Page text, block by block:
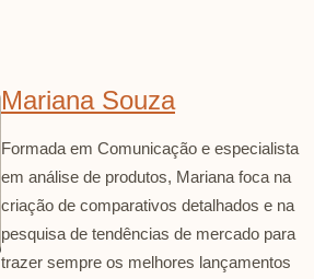
Mariana Souza
Formada em Comunicação e especialista
em análise de produtos, Mariana foca na
criação de comparativos detalhados e na
pesquisa de tendências de mercado para
trazer sempre os melhores lançamentos